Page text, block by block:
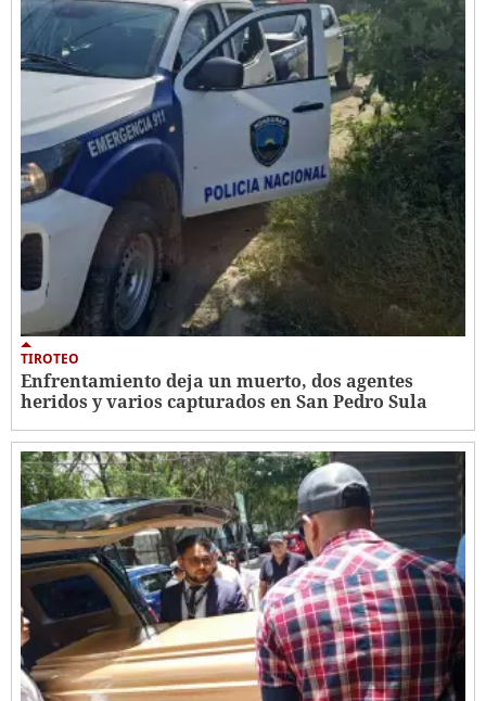
TIROTEO
Enfrentamiento deja un muerto, dos agentes
heridos y varios capturados en San Pedro Sula